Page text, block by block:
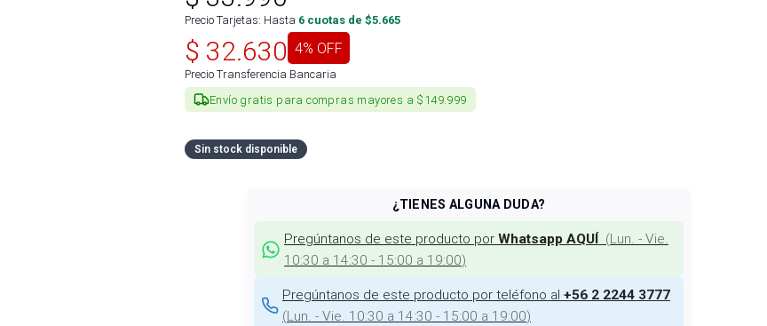
Precio Tarjetas: Hasta 6 cuotas de $5.665
$ 32.630 4% OFF
Precio Transferencia Bancaria
Envío gratis para compras mayores a $149.999
Sin stock disponible
¿TIENES ALGUNA DUDA?
Pregúntanos de este producto por Whatsapp AQUÍ (Lun. - Vie.
10:30 a 14:30 - 15:00 a 19:00)
Pregúntanos de este producto por teléfono al +56 2 2244 3777
(Lun. - Vie. 10:30 a 14:30 - 15:00 a 19:00)